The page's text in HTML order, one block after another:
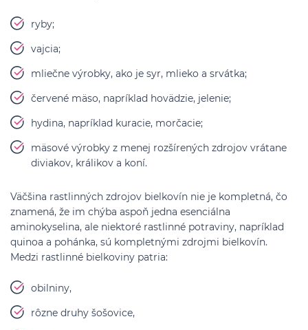
ryby;
vajcia;
mliečne výrobky, ako je syr, mlieko a srvátka;
červené mäso, napríklad hovädzie, jelenie;
hydina, napríklad kuracie, morčacie;
mäsové výrobky z menej rozšírených zdrojov vrátane
diviakov, králikov a koní.
Väčšina rastlinných zdrojov bielkovín nie je kompletná, čo
znamená, že im chýba aspoň jedna esenciálna
aminokyselina, ale niektoré rastlinné potraviny, napríklad
quinoa a pohánka, sú kompletnými zdrojmi bielkovín.
Medzi rastlinné bielkoviny patria:
obilniny,
rôzne druhy šošovice,